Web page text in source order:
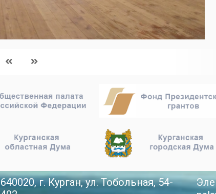
640020, г. Курган, ул. Тобольная, 54-